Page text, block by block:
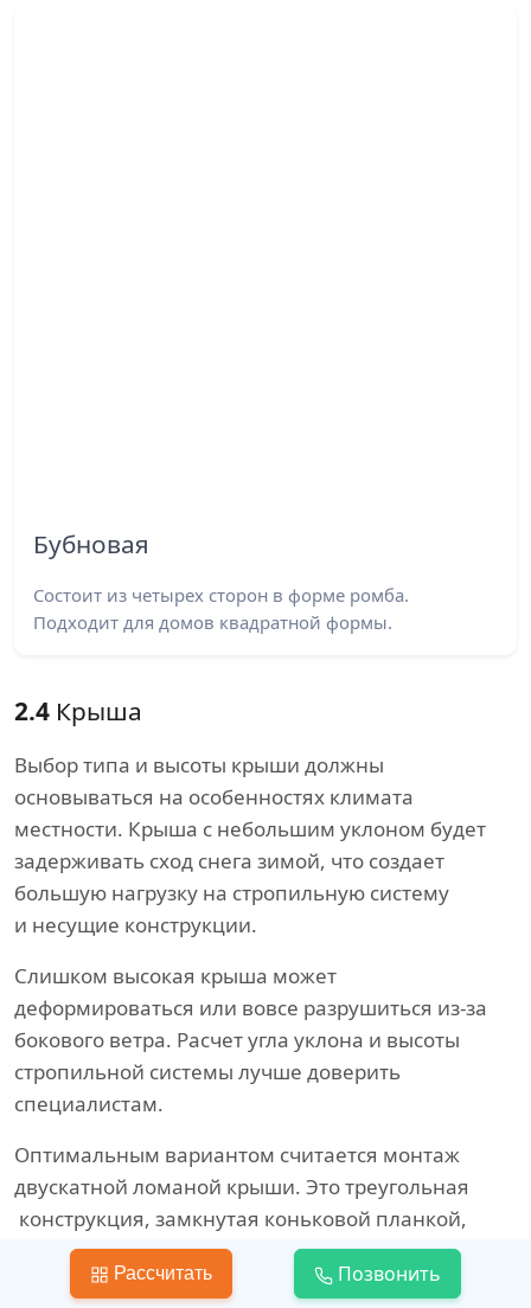
Бубновая
Состоит из четырех сторон в форме ромба.
Подходит для домов квадратной формы.
2.4 Крыша
Выбор типа и высоты крыши должны
основываться на особенностях климата
местности. Крыша с небольшим уклоном будет
задерживать сход снега зимой, что создает
большую нагрузку на стропильную систему
и несущие конструкции.
Слишком высокая крыша может
деформироваться или вовсе разрушиться из-за
бокового ветра. Расчет угла уклона и высоты
стропильной системы лучше доверить
специалистам.
Оптимальным вариантом считается монтаж
двускатной ломаной крыши. Это треугольная
конструкция, замкнутая коньковой планкой,
и имеющая два ската. Скаты, которые могут
иметь разную длину, опираются на стропила.
Рассчитать Позвонить